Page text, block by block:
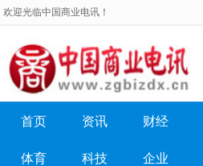
欢迎光临中国商业电讯！
首页 资讯 财经
体育 科技 企业